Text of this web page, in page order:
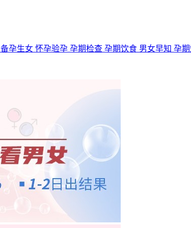
备孕生女 怀孕验孕 孕期检查 孕期饮食 男女早知 孕